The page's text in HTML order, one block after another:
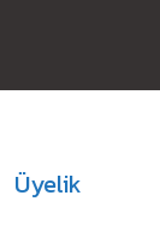
Üyelik